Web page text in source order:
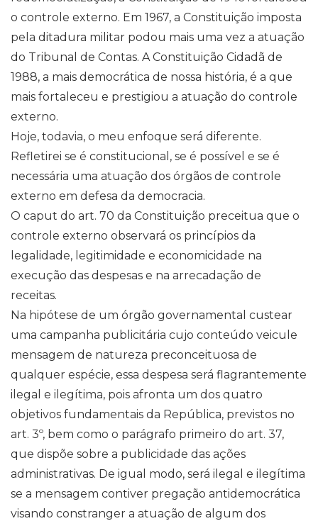
o controle externo. Em 1967, a Constituição imposta
pela ditadura militar podou mais uma vez a atuação
do Tribunal de Contas. A Constituição Cidadã de
1988, a mais democrática de nossa história, é a que
mais fortaleceu e prestigiou a atuação do controle
externo.
Hoje, todavia, o meu enfoque será diferente.
Refletirei se é constitucional, se é possível e se é
necessária uma atuação dos órgãos de controle
externo em defesa da democracia.
O caput do art. 70 da Constituição preceitua que o
controle externo observará os princípios da
legalidade, legitimidade e economicidade na
execução das despesas e na arrecadação de
receitas.
Na hipótese de um órgão governamental custear
uma campanha publicitária cujo conteúdo veicule
mensagem de natureza preconceituosa de
qualquer espécie, essa despesa será flagrantemente
ilegal e ilegítima, pois afronta um dos quatro
objetivos fundamentais da República, previstos no
art. 3º, bem como o parágrafo primeiro do art. 37,
que dispõe sobre a publicidade das ações
administrativas. De igual modo, será ilegal e ilegítima
se a mensagem contiver pregação antidemocrática
visando constranger a atuação de algum dos